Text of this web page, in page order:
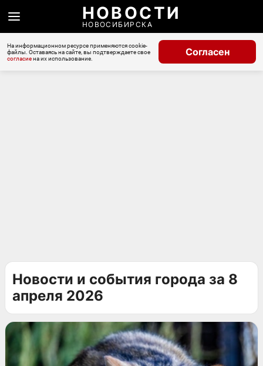
НОВОСТИ
НОВОСИБИРСКА
На информационном ресурсе применяются cookie-
файлы. Оставаясь на сайте, вы подтверждаете свое
согласиена их использование.
Согласен
Новости и события города за 8
апреля 2026